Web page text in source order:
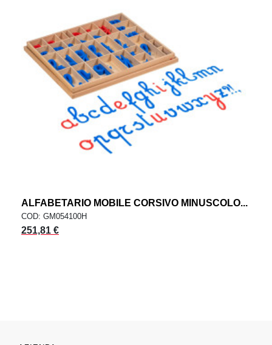
ALFABETARIO MOBILE CORSIVO MINUSCOLO...
COD: GM054100H
251,81 €